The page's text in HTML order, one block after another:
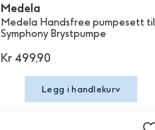
Medela
Medela Handsfree pumpesett til
Symphony Brystpumpe
Kr 499,90
Legg i handlekurv